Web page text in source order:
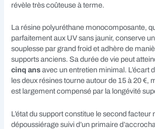
révèle très coûteuse à terme.
La résine polyuréthane monocomposante,
parfaitement aux UV sans jaunir, conserve
souplesse par grand froid et adhère de
supports anciens. Sa durée de vie peut
cinq ansavec un entretien minimal. L’écart
les deux résines tourne autour de 15 à 20 €,
est largement compensé par la longévité
L’état du support constitue le second facteur
dépoussiérage suivi d’un primaire